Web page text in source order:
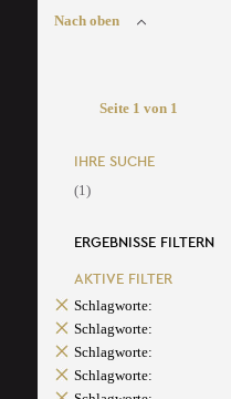
Nach oben
Seite 1 von 1
IHRE SUCHE
(1)
ERGEBNISSE FILTERN
AKTIVE FILTER
Schlagworte:
Schlagworte:
Schlagworte:
Schlagworte: